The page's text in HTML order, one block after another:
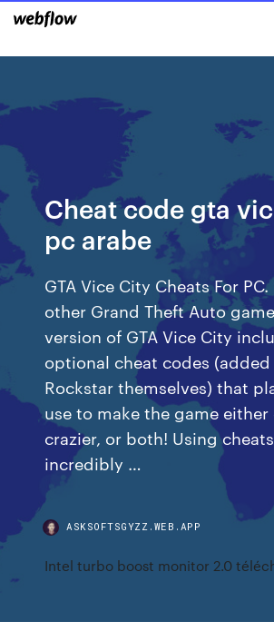
Cheat code gta
pc arabe
GTA Vice City Cheats For
other Grand Theft Auto
version of GTA Vice City
optional cheat codes
Rockstar themselves) that
use to make the game either
crazier, or both! Using
incredibly …
ASKSOFTSGYZZ.WEB.APP
Intel turbo boost monitor 2.0